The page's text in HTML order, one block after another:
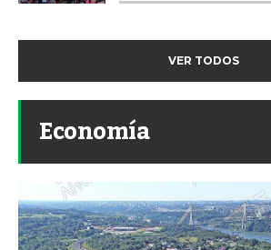
VER TODOS
Economía